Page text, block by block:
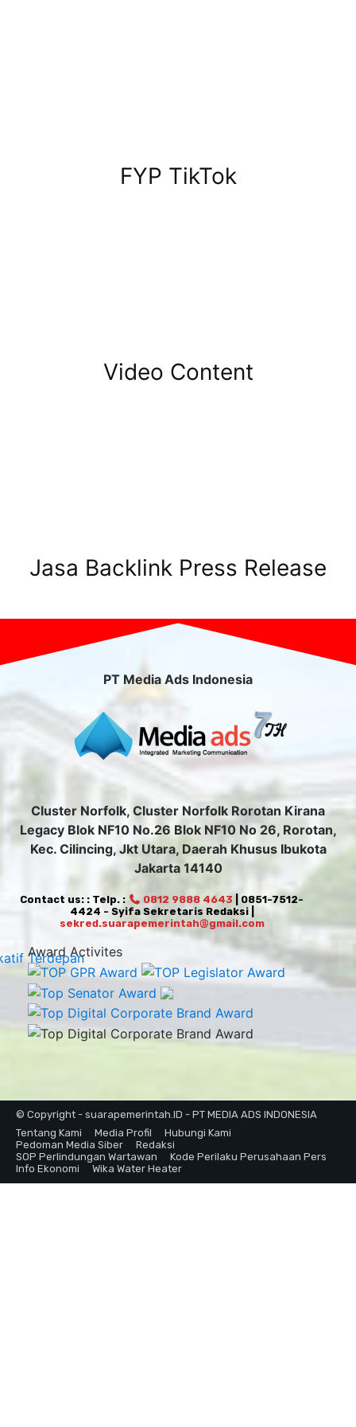
FYP TikTok
Video Content
Jasa Backlink Press Release
PT Media Ads Indonesia
Cluster Norfolk, Cluster Norfolk Rorotan Kirana
Legacy Blok NF10 No.26 Blok NF10 No 26, Rorotan,
Kec. Cilincing, Jkt Utara, Daerah Khusus Ibukota
Jakarta 14140
Contact us: : Telp. : 0812 9888 4643 | 0851-7512-
4424 - Syifa Sekretaris Redaksi |
sekred.suarapemerintah@gmail.com
Award Activites
© Copyright - suarapemerintah.ID - PT MEDIA ADS INDONESIA
Tentang Kami
Media Profil
Hubungi Kami
Pedoman Media Siber
Redaksi
SOP Perlindungan Wartawan
Kode Perilaku Perusahaan Pers
Info Ekonomi
Wika Water Heater